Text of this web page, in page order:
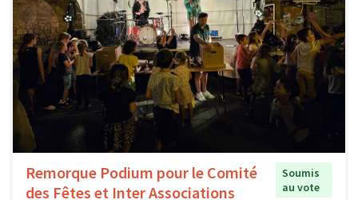
Remorque Podium pour le Comité
des Fêtes et Inter Associations
Soumis
au vote